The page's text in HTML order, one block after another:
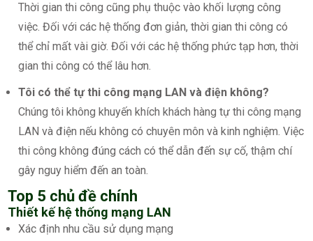
Thời gian thi công cũng phụ thuộc vào khối lượng công
việc. Đối với các hệ thống đơn giản, thời gian thi công có
thể chỉ mất vài giờ. Đối với các hệ thống phức tạp hơn, thời
gian thi công có thể lâu hơn.
Tôi có thể tự thi công mạng LAN và điện không?
Chúng tôi không khuyến khích khách hàng tự thi công mạng
LAN và điện nếu không có chuyên môn và kinh nghiệm. Việc
thi công không đúng cách có thể dẫn đến sự cố, thậm chí
gây nguy hiểm đến an toàn.
Top 5 chủ đề chính
Thiết kế hệ thống mạng LAN
Xác định nhu cầu sử dụng mạng